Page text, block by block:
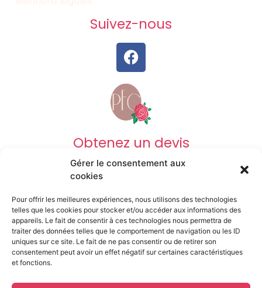
Gérer le consentement aux
cookies
Pour offrir les meilleures expériences, nous utilisons des technologies
telles que les cookies pour stocker et/ou accéder aux informations des
appareils. Le fait de consentir à ces technologies nous permettra de
traiter des données telles que le comportement de navigation ou les ID
uniques sur ce site. Le fait de ne pas consentir ou de retirer son
consentement peut avoir un effet négatif sur certaines caractéristiques
et fonctions.
Suivez-nous
Obtenez un devis
DEVIS OBSÈQUES
DEVIS PRÉVOYANCE
DEVIS MARBRERIE